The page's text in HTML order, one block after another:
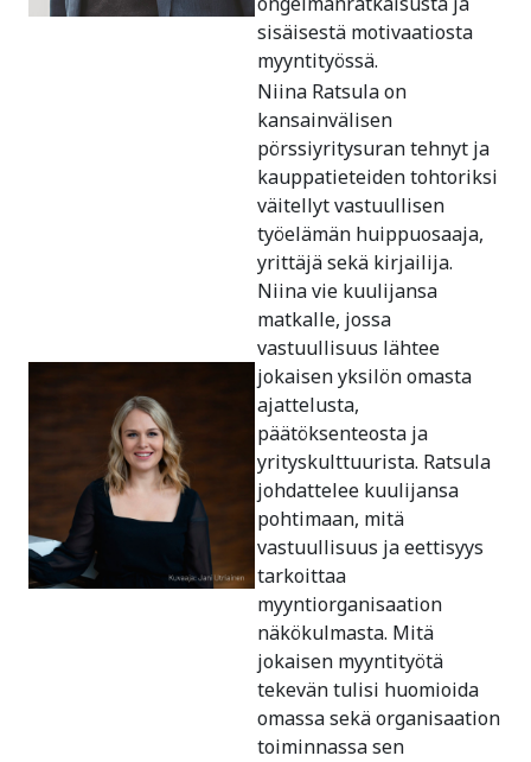
sisäisestä motivaatiosta
myyntityössä.
Niina Ratsula on
kansainvälisen
pörssiyritysuran tehnyt ja
kauppatieteiden tohtoriksi
väitellyt vastuullisen
työelämän huippuosaaja,
yrittäjä sekä kirjailija.
Niina vie kuulijansa
matkalle, jossa
vastuullisuus lähtee
jokaisen yksilön omasta
ajattelusta,
päätöksenteosta ja
yrityskulttuurista. Ratsula
johdattelee kuulijansa
pohtimaan, mitä
vastuullisuus ja eettisyys
tarkoittaa
myyntiorganisaation
näkökulmasta. Mitä
jokaisen myyntityötä
tekevän tulisi huomioida
omassa sekä organisaation
toiminnassa sen